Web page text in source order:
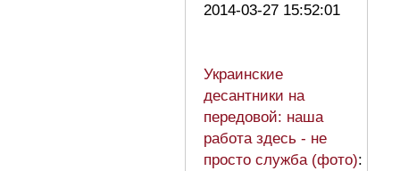
2014-03-27 15:52:01
Украинские
десантники на
передовой: наша
работа здесь - не
просто служба (фото):